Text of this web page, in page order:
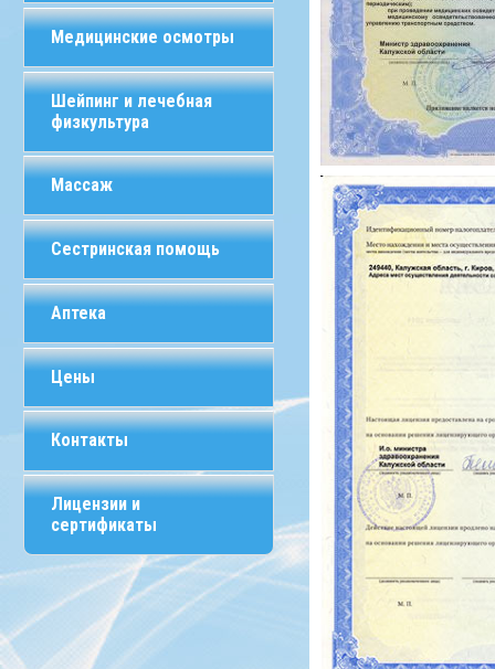
Медицинские осмотры
Шейпинг и лечебная
физкультура
Массаж
Сестринская помощь
Аптека
Цены
Контакты
Лицензии и
сертификаты